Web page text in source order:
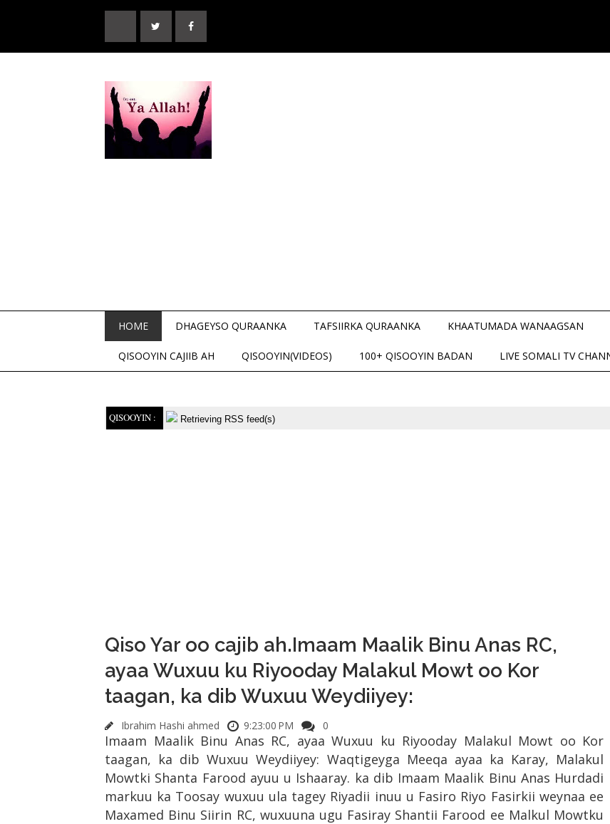
HOME DHAGEYSO QURAANKA TAFSIIRKA QURAANKA KHAATUMADA WANAAGSAN
QISOOYIN CAJIIB AH QISOOYIN(VIDEOS) 100+ QISOOYIN BADAN LIVE SOMALI TV
QISOOYIN : Retrieving RSS feed(s)
Qiso Yar oo cajib ah.Imaam Maalik Binu Anas RC,
ayaa Wuxuu ku Riyooday Malakul Mowt oo Kor
taagan, ka dib Wuxuu Weydiiyey:
Ibrahim Hashi ahmed 9:23:00 PM 0
Imaam Maalik Binu Anas RC, ayaa Wuxuu ku Riyooday Malakul Mowt oo Kor
taagan, ka dib Wuxuu Weydiiyey: Waqtigeyga Meeqa ayaa ka Karay, Malakul
Mowtki Shanta Farood ayuu u Ishaaray. ka dib Imaam Maalik Binu Anas Hurdadi
markuu ka Toosay wuxuu ula tagey Riyadii inuu u Fasiro Riyo Fasirkii weynaa ee
Maxamed Binu Siirin RC, wuxuuna ugu Fasiray Shantii Farood ee Malkul Mowtku